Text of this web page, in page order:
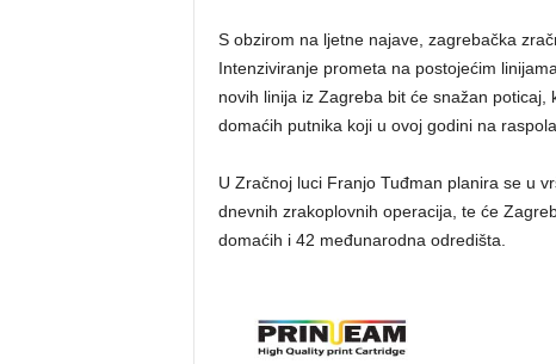
S obzirom na ljetne najave, zagrebačka
Intenziviranje prometa na postojećim
novih linija iz Zagreba bit će snažan
domaćih putnika koji u ovoj godini na
U Zračnoj luci Franjo Tuđman planira se u
dnevnih zrakoplovnih operacija, te će
domaćih i 42 međunarodna odredišta.